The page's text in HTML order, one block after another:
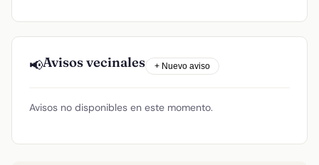
📢Avisos vecinales + Nuevo aviso
Avisos no disponibles en este momento.